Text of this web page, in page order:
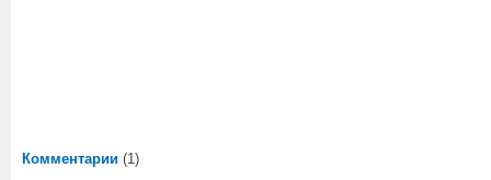
Комментарии (1)